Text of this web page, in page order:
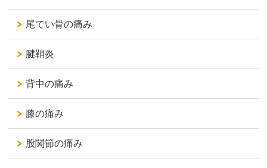
尾てい骨の痛み
腱鞘炎
背中の痛み
膝の痛み
股関節の痛み